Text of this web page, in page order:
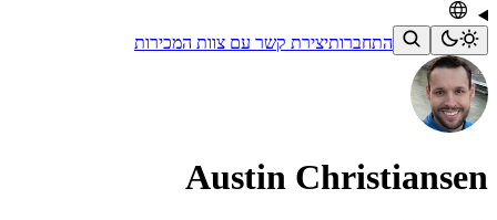
התחברותיצירת קשר עם צוות המכירות
Austin Christiansen